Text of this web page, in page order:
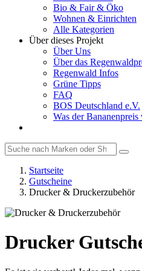
Bio & Fair & Öko
Wohnen & Einrichten
Alle Kategorien
Über dieses Projekt
Über Uns
Über das
Regenwald Infos
Grüne Tipps
FAQ
BOS Deutschland e.V.
Was der Bananenpreis
Startseite
Gutscheine
Drucker & Druckerzubehör
Drucker